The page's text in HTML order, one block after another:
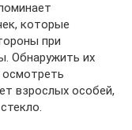
которые
при
Обнаружить их
взрослых особей,